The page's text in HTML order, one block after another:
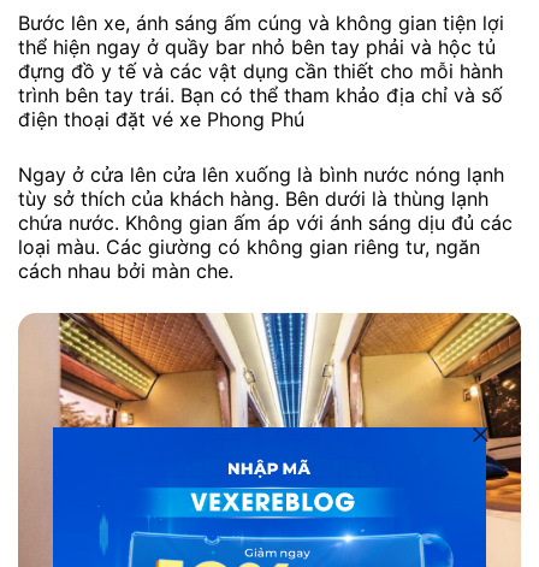
Bước lên xe, ánh sáng ấm cúng và không gian tiện lợi
thể hiện ngay ở quầy bar nhỏ bên tay phải và hộc tủ
đựng đồ y tế và các vật dụng cần thiết cho mỗi hành
trình bên tay trái. Bạn có thể tham khảo địa chỉ và số
điện thoại đặt vé xe Phong Phú
Ngay ở cửa lên cửa lên xuống là bình nước nóng lạnh
tùy sở thích của khách hàng. Bên dưới là thùng lạnh
chứa nước. Không gian ấm áp với ánh sáng dịu đủ các
loại màu. Các giường có không gian riêng tư, ngăn
cách nhau bởi màn che.